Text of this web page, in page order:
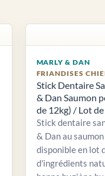
MARLY & DAN
FRIANDISES
Stick Dentaire
& Dan Saumon
de 12kg) / Lot
Stick dentaire
& Dan au
disponible en lot
d'ingrédients